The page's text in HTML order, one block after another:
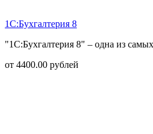
1С:Бухгалтерия 8
"1С:Бухгалтерия 8" – одна из
от 4400.00 рублей